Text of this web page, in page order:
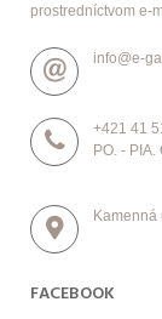
prostredníctvom e-
info@e-
+421 41
PO. -
FACEBOOK